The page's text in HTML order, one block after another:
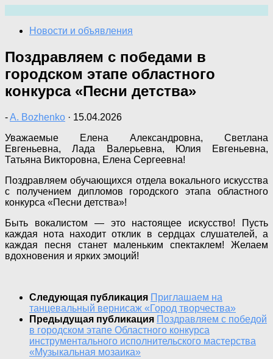
содержимому
Новости и объявления
Поздравляем с победами в
городском этапе областного
конкурса «Песни детства»
-A. Bozhenko · 15.04.2026
Уважаемые Елена Александровна, Светлана
Евгеньевна, Лада Валерьевна, Юлия Евгеньевна,
Татьяна Викторовна, Елена Сергеевна!
Поздравляем обучающихся отдела вокального искусства
с получением дипломов городского этапа областного
конкурса «Песни детства»!
Быть вокалистом — это настоящее искусство! Пусть
каждая нота находит отклик в сердцах слушателей, а
каждая песня станет маленьким спектаклем! Желаем
вдохновения и ярких эмоций!
Следующая публикация Приглашаем на
танцевальный вернисаж «Город творчества»
Предыдущая публикация Поздравляем с победой
в городском этапе Областного конкурса
инструментального исполнительского мастерства
«Музыкальная мозаика»